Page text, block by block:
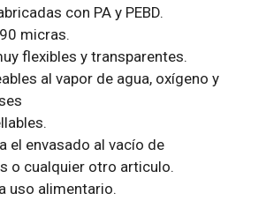
con PA y PEBD.
micras.
flexibles y transparentes.
al vapor de agua, oxígeno y
el envasado al vacío de
o cualquier otro articulo.
uso alimentario.